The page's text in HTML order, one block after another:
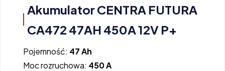
Akumulator CENTRA FUTURA
CA472 47AH 450A 12V P+
Pojemność: 47 Ah
Moc rozruchowa: 450 A